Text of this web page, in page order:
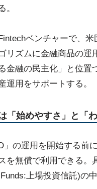
。
ベンチャーで、
リズムに金融商品の運
金融の民主化」と位置
運用をサポートする。
「始めやすさ」と「わ
」の運用を開始する
を無償で利用できる。
上場投資信託)の